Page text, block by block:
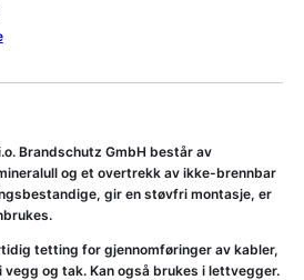
Brandschutz GmbH består av
og et overtrekk av ikke-brennbar
gir en støvfri montasje, er
tetting for gjennomføringer av kabler,
og tak. Kan også brukes i lettvegger.